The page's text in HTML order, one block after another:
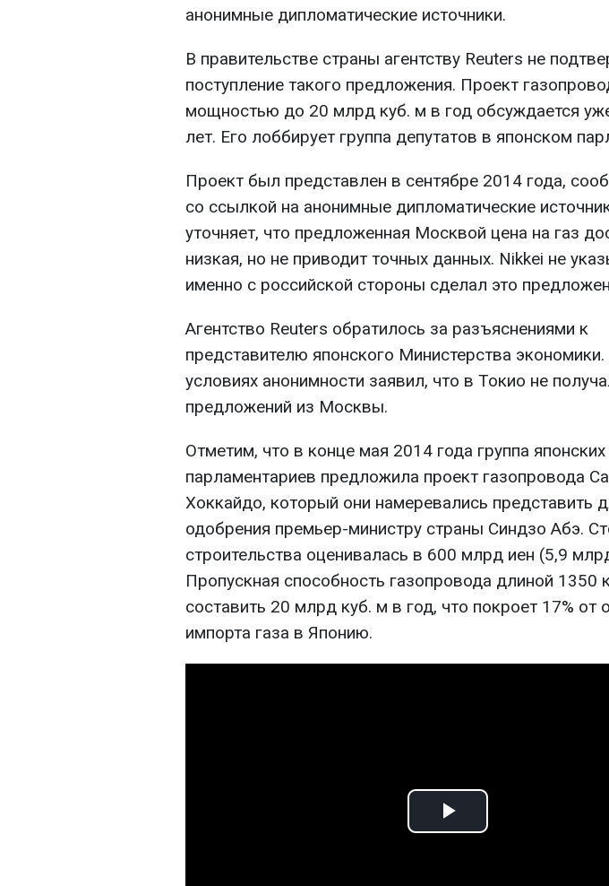
анонимные дипломатические источники.
В правительстве страны агентству Reuters не
поступление такого предложения. Проект
мощностью до 20 млрд куб. м в год обсуждается
лет. Его лоббирует группа депутатов в японском
Проект был представлен в сентябре 2014 года,
со ссылкой на анонимные дипломатические
уточняет, что предложенная Москвой цена на газ
низкая, но не приводит точных данных. Nikkei не
именно с российской стороны сделал это
Агентство Reuters обратилось за разъяснениями к
представителю японского Министерства
условиях анонимности заявил, что в Токио не
предложений из Москвы.
Отметим, что в конце мая 2014 года группа японских
парламентариев предложила проект газопровода
Хоккайдо, который они намеревались представить
одобрения премьер-министру страны Синдзо Абэ.
строительства оценивалась в 600 млрд иен (5,9
Пропускная способность газопровода длиной 1350
составить 20 млрд куб. м в год, что покроет 17% от
импорта газа в Японию.
Play